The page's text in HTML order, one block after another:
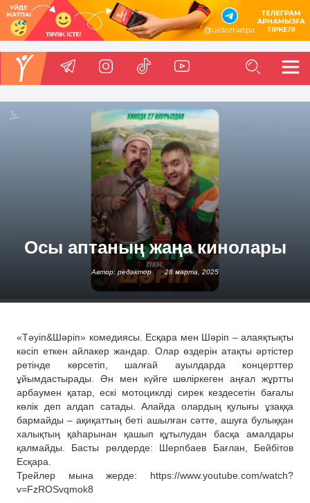
Осы аптаның жаңа кинолары
Автор: редактор 28 марта, 2025
«Тәуіп&Шәріп» комедиясы. Есқара мен Шәріп – алаяқтықты
кәсіп еткен айлакер жандар. Олар өздерін атақты әртістер
ретінде көрсетіп, шалғай ауылдарда концерттер
ұйымдастырады. Ән мен күйге шөліркеген аңғал жұртты
арбаумен қатар, ескі мотоциклді сирек кездесетін бағалы
көлік деп алдап сатады. Алайда олардың қулығы ұзаққа
бармайды – ақиқаттың беті ашылған сәтте, ашуға булыққан
халықтың қаһарынан қашып құтылудан басқа амалдары
қалмайды. Басты рөлдерде: Шерпбаев Бағлан, Бейбітов
Есқара.
Трейлер мына жерде: https://www.youtube.com/watch?
v=FzROSvqmok8